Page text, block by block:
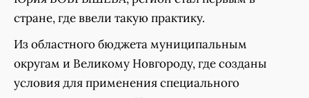
стране, где ввели такую практику.
Из областного бюджета муниципальным
округам и Великому Новгороду, где созданы
условия для применения специального